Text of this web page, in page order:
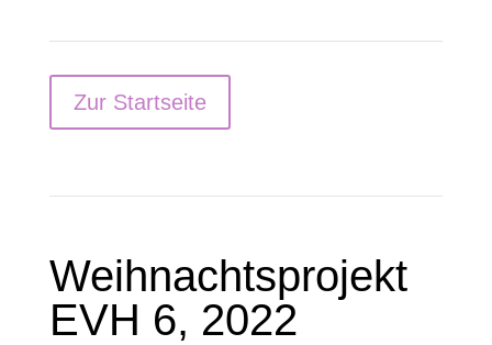
Zur Startseite
Weihnachtsprojekt
EVH 6, 2022